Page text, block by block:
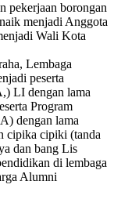
pekerjaan borongan
menjadi Anggota
Wali Kota
Lembaga
peserta
LI dengan lama
Program
dengan lama
cipika cipiki (tanda
dan bang Lis
di lembaga
Alumni